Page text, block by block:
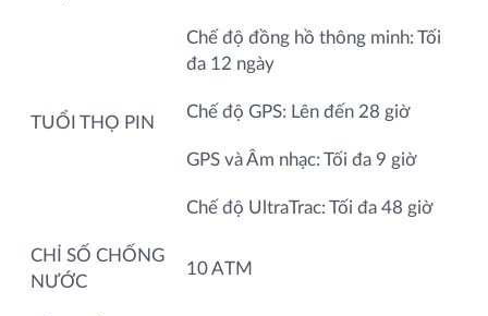
TUỔI THỌ PIN
Chế độ đồng hồ thông minh: Tối
đa 12 ngày
Chế độ GPS: Lên đến 28 giờ
GPS và Âm nhạc: Tối đa 9 giờ
Chế độ UltraTrac: Tối đa 48 giờ
CHỈ SỐ CHỐNG
NƯỚC
10 ATM